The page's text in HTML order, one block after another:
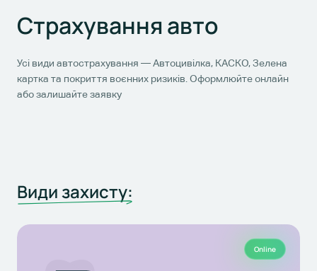
Страхування авто
Усі види автострахування — Автоцивілка, КАСКО, Зелена
картка та покриття воєнних ризиків. Оформлюйте онлайн
або залишайте заявку
Види захисту:
Online